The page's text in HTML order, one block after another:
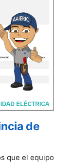
de
que el equipo